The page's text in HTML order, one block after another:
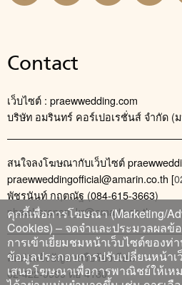
Contact
เว็บไซต์ : praewwedding.com
บริษัท อมรินทร์ คอร์เปอเรชั่นส์ จำกัด (
สนใจลงโฆษณากับเว็บไซต์
praewweddingofficial@amarin.co.th [
พัชรนันท์ กฤตณัฐ (084-615-3663)
phatcharanan_kr@amarin.co.th
ติดต่อแจ้งปัญหาหรือร้องเรียน
02-422-9999 ต่อ 4180
คุกกี้เพื่อการโฆษณา (Marketing/
Cookies) – จดจำและประมวลผลข้
การเข้าเยี่ยมชมหน้าเว็บไซต์ของท่
ข้อมูลประกอบการปรับเปลี่ยนหน้าเ
เสนอโฆษณาเพื่อการพาณิชย์ให้เห